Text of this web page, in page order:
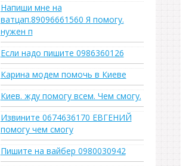
Напиши мне на
ватцап.89096661560 Я помогу.
нужен п
Если надо пишите 0986360126
Карина модем помочь в Киеве
Киев. жду помогу всем. Чем смогу.
Извините 0674636170 ЕВГЕНИЙ
помогу чем смогу
Пишите на вайбер 0980030942